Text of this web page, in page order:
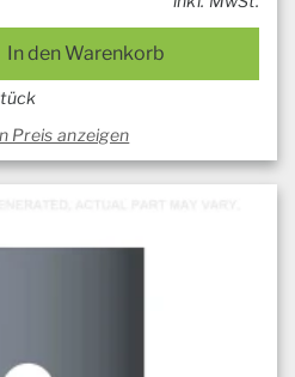
In den Warenkorb
Preis anzeigen